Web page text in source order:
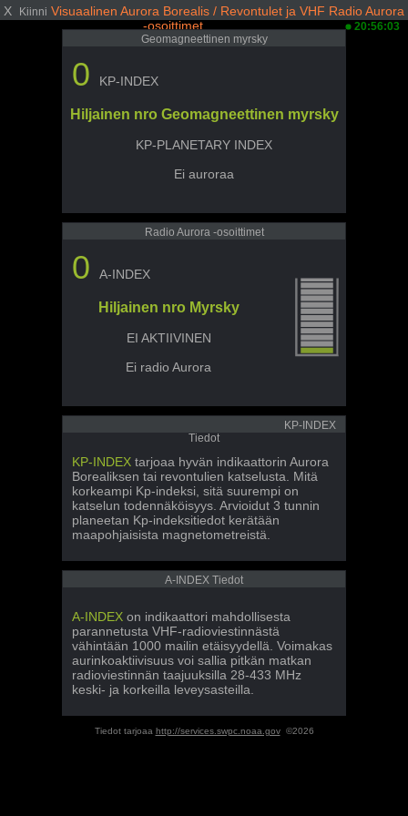
X Kiinni Visuaalinen Aurora Borealis / Revontulet ja VHF Radio Aurora
-osoittimet
20:56:03
Geomagneettinen myrsky
0 KP-INDEX
Hiljainen nro Geomagneettinen myrsky
KP-PLANETARY INDEX
Ei auroraa
Radio Aurora -osoittimet
0 A-INDEX
Hiljainen nro Myrsky
EI AKTIIVINEN
Ei radio Aurora
KP-INDEX
Tiedot
KP-INDEX tarjoaa hyvän indikaattorin Aurora
Borealiksen tai revontulien katselusta. Mitä
korkeampi Kp-indeksi, sitä suurempi on
katselun todennäköisyys. Arvioidut 3 tunnin
planeetan Kp-indeksitiedot kerätään
maapohjaisista magnetometreistä.
A-INDEX Tiedot
A-INDEX on indikaattori mahdollisesta
parannetusta VHF-radioviestinnästä
vähintään 1000 mailin etäisyydellä. Voimakas
aurinkoaktiivisuus voi sallia pitkän matkan
radioviestinnän taajuuksilla 28-433 MHz
keski- ja korkeilla leveysasteilla.
Tiedot tarjoaa http://services.swpc.noaa.gov©2026